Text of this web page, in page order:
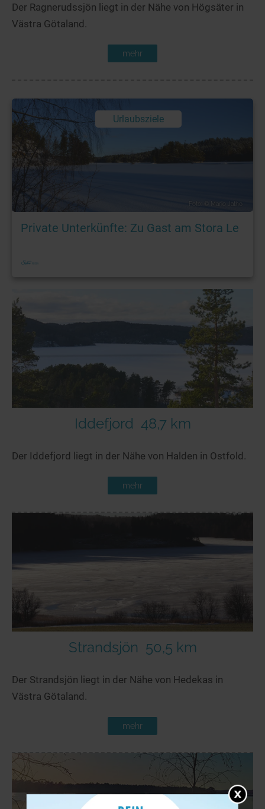
Der Ragnerudssjön liegt in der Nähe von Högsäter in
Västra Götaland.
mehr
Urlaubsziele
Foto: © Mario Jatho
Private Unterkünfte: Zu Gast am Stora Le
Iddefjord 48,7 km
Der Iddefjord liegt in der Nähe von Halden in Ostfold.
mehr
Strandsjön 50,5 km
Der Strandsjön liegt in der Nähe von Hedekas in
Västra Götaland.
mehr